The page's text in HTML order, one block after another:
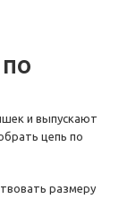
и выпускают
цепь по
размеру